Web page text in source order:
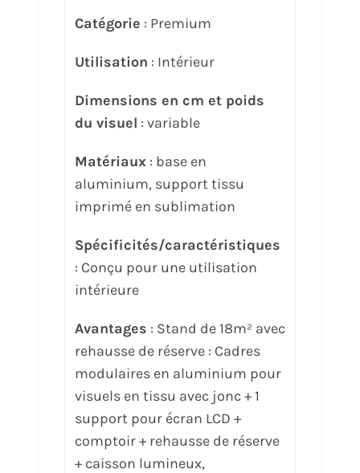
Catégorie : Premium
Utilisation : Intérieur
Dimensions en cm et poids
du visuel : variable
Matériaux: base en
aluminium, support tissu
imprimé en sublimation
Spécificités/caractéristiques
: Conçu pour une utilisation
intérieure
Avantages : Stand de 18m² avec
rehausse de réserve : Cadres
modulaires en aluminium pour
visuels en tissu avec jonc + 1
support pour écran LCD +
comptoir + rehausse de réserve
+ caisson lumineux,